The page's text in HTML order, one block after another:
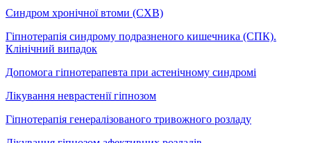
Синдром хронічної втоми (СХВ)
Гіпнотерапія синдрому подразненого кишечника (СПК).
Клінічний випадок
Допомога гіпнотерапевта при астенічному синдромі
Лікування неврастенії гіпнозом
Гіпнотерапія генералізованого тривожного розладу